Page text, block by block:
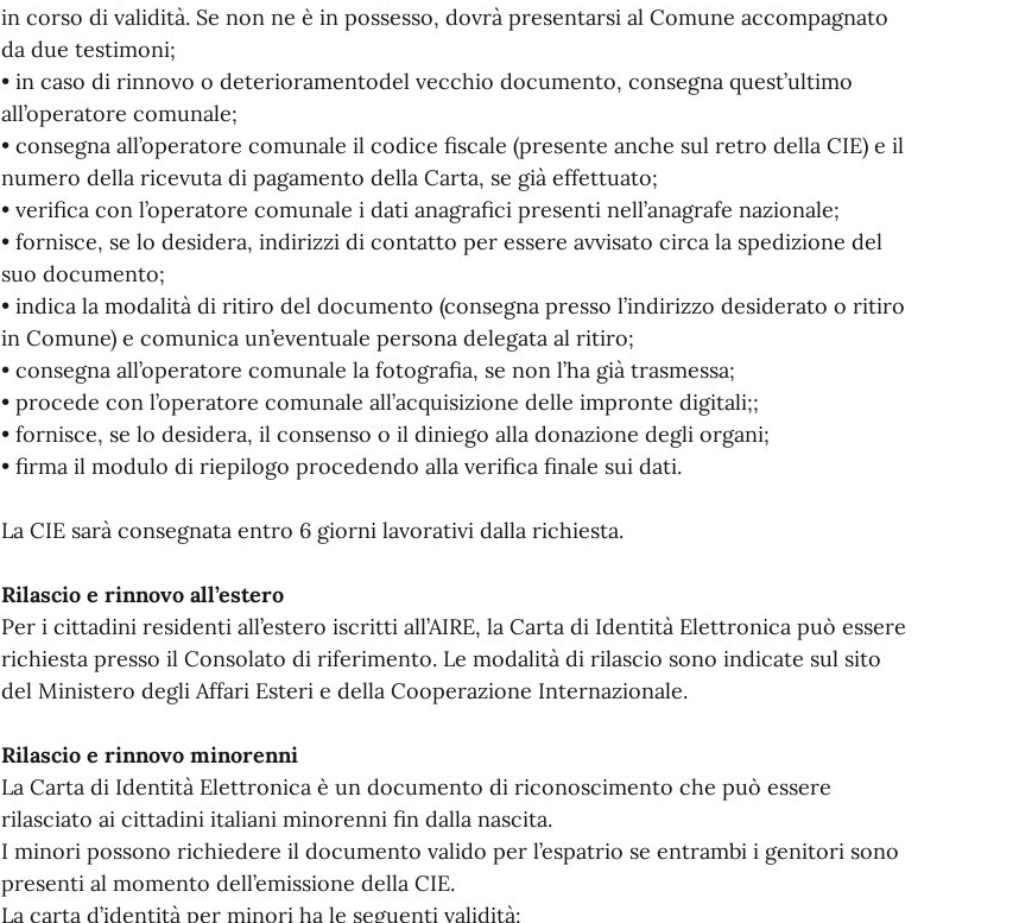
in corso di validità. Se non ne è in possesso, dovrà presentarsi al Comune accompagnato
da due testimoni;
• in caso di rinnovo o deterioramentodel vecchio documento, consegna quest’ultimo
all’operatore comunale;
• consegna all’operatore comunale il codice fiscale (presente anche sul retro della CIE) e il
numero della ricevuta di pagamento della Carta, se già effettuato;
• verifica con l’operatore comunale i dati anagrafici presenti nell’anagrafe nazionale;
• fornisce, se lo desidera, indirizzi di contatto per essere avvisato circa la spedizione del
suo documento;
• indica la modalità di ritiro del documento (consegna presso l’indirizzo desiderato o ritiro
in Comune) e comunica un’eventuale persona delegata al ritiro;
• consegna all’operatore comunale la fotografia, se non l’ha già trasmessa;
• procede con l’operatore comunale all’acquisizione delle impronte digitali;;
• fornisce, se lo desidera, il consenso o il diniego alla donazione degli organi;
• firma il modulo di riepilogo procedendo alla verifica finale sui dati.
La CIE sarà consegnata entro 6 giorni lavorativi dalla richiesta.
Rilascio e rinnovo all’estero
Per i cittadini residenti all’estero iscritti all’AIRE, la Carta di Identità Elettronica può essere
richiesta presso il Consolato di riferimento. Le modalità di rilascio sono indicate sul sito
del Ministero degli Affari Esteri e della Cooperazione Internazionale.
Rilascio e rinnovo minorenni
La Carta di Identità Elettronica è un documento di riconoscimento che può essere
rilasciato ai cittadini italiani minorenni fin dalla nascita.
I minori possono richiedere il documento valido per l’espatrio se entrambi i genitori sono
presenti al momento dell’emissione della CIE.
La carta d’identità per minori ha le seguenti validità: